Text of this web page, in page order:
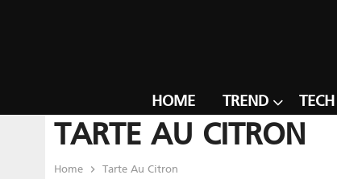
HOME TREND
TARTE AU CITRON
Home Tarte Au Citron